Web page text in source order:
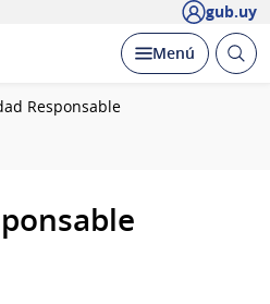
gub.uy
Desplegar
Menú Abrir
Responsable